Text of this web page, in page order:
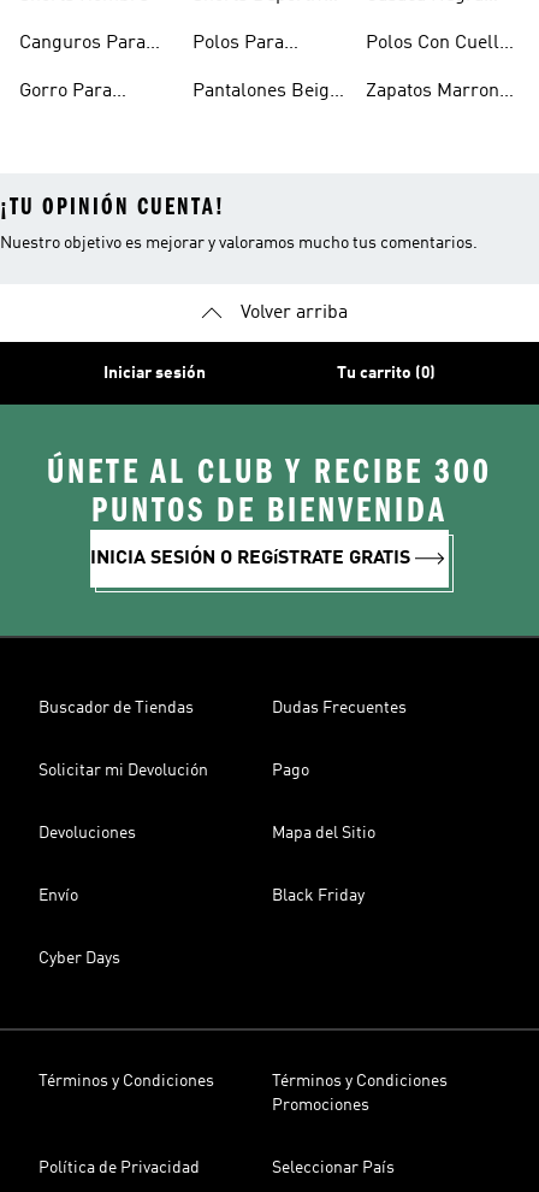
Canguros Para
Gorro Para
Polos Para
Pantalones Beige
Hombre
Polos Con Cuello
Zapatos Marron
¡TU OPINIÓN CUENTA!
Nuestro objetivo es mejorar y valoramos mucho tus comentarios.
Volver arriba
Iniciar sesión Tu carrito (0)
ÚNETE AL CLUB Y RECIBE 300
PUNTOS DE BIENVENIDA
INICIA SESIÓN O REGíSTRATE GRATIS
Buscador de Tiendas Dudas Frecuentes
Solicitar mi Devolución Pago
Devoluciones Mapa del Sitio
Envío Black Friday
Cyber Days
Términos y Condiciones
Términos y Condiciones
Promociones
Política de Privacidad Seleccionar País